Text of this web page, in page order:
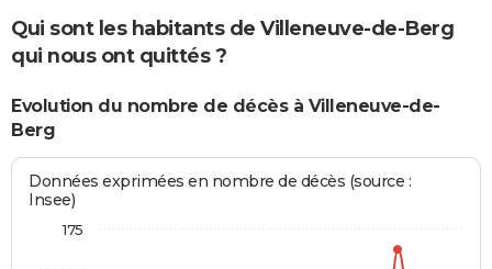
Qui sont les habitants de Villeneuve-de-Berg
qui nous ont quittés ?
Evolution du nombre de décès à Villeneuve-de-
Berg
Données exprimées en nombre de décès (source :
Insee)
175